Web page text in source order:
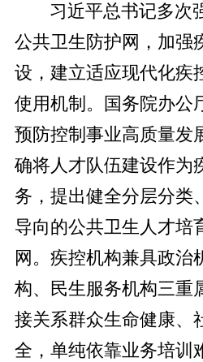
习近平总书记多次
公共卫生防护网，加强
设，建立适应现代化疾
使用机制。国务院办公
预防控制事业高质量发
确将人才队伍建设作为
务，提出健全分层分类
导向的公共卫生人才培
网。疾控机构兼具政治
构、民生服务机构三重
接关系群众生命健康、
全，单纯依靠业务培训